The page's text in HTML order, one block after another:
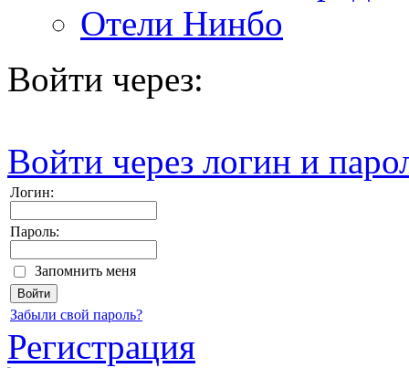
Отели Нинбо
Войти через:
Войти через логин и
Логин:
Пароль:
Запомнить меня
Забыли свой пароль?
Регистрация